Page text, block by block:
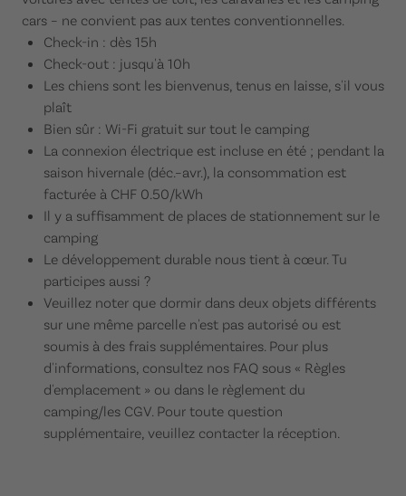
cars – ne convient pas aux tentes conventionnelles.
Check-in : dès 15h
Check-out : jusqu'à 10h
Les chiens sont les bienvenus, tenus en laisse, s'il vous
plaît
Bien sûr : Wi-Fi gratuit sur tout le camping
La connexion électrique est incluse en été ; pendant la
saison hivernale (déc.–avr.), la consommation est
facturée à CHF 0.50/kWh
Il y a suffisamment de places de stationnement sur le
camping
Le développement durable nous tient à cœur. Tu
participes aussi ?
Veuillez noter que dormir dans deux objets différents
sur une même parcelle n'est pas autorisé ou est
soumis à des frais supplémentaires. Pour plus
d'informations, consultez nos FAQ sous « Règles
d'emplacement » ou dans le règlement du
camping/les CGV. Pour toute question
supplémentaire, veuillez contacter la réception.